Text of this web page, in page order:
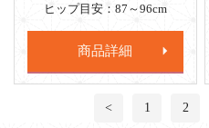
ヒップ目安：87～96cm
商品詳細
< 1 2